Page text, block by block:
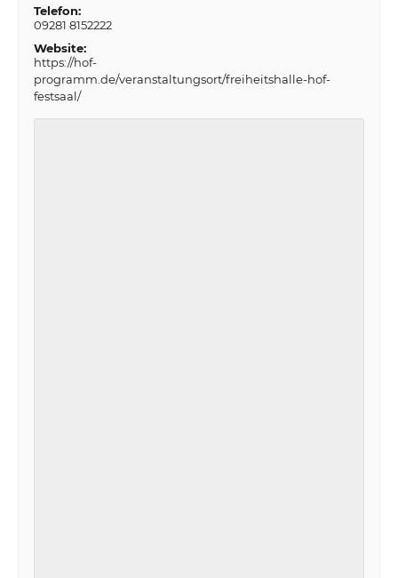
Telefon:
09281 8152222
Website:
https://hof-
programm.de/veranstaltungsort/freiheitshalle-hof-
festsaal/